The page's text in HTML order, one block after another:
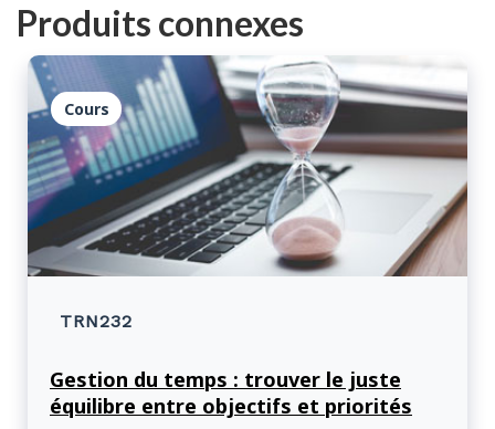
Produits connexes
Cours
TRN232
Gestion du temps : trouver le juste
équilibre entre objectifs et priorités